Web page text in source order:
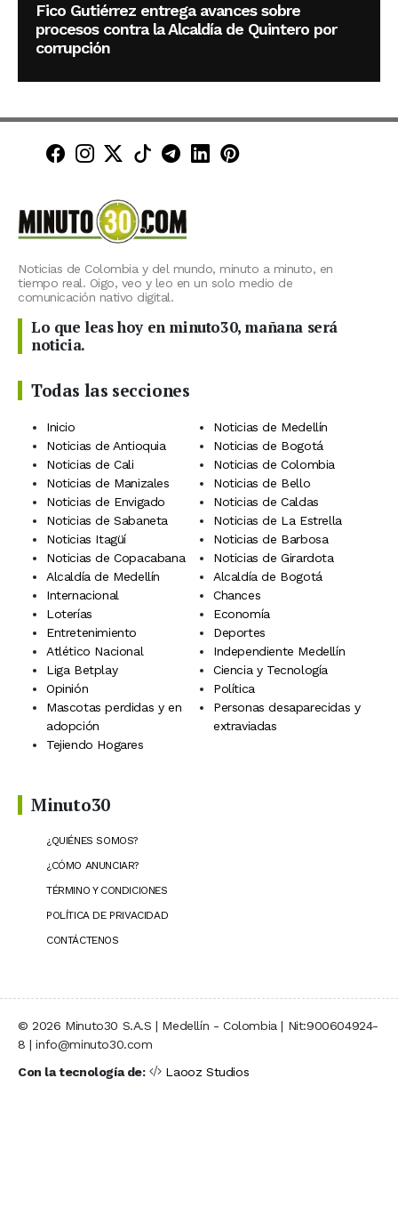
Fico Gutiérrez entrega avances sobre
procesos contra la Alcaldía de Quintero por
corrupción
Minuto30 en Facebook
Minuto30 en Instagram
Minuto30 en X (Twitter)
Minuto30 en TikTok
Canal de Minuto30 en
Minuto30 en LinkedIn
Minuto30 en
Noticias de Colombia y del mundo, minuto a minuto, en
tiempo real. Oigo, veo y leo en un solo medio de
comunicación nativo digital.
Lo que leas hoy en minuto30, mañana será
noticia.
Todas las secciones
Inicio
Noticias de Medellín
Noticias de Antioquia
Noticias de Bogotá
Noticias de Cali
Noticias de Colombia
Noticias de Manizales
Noticias de Bello
Noticias de Envigado
Noticias de Caldas
Noticias de Sabaneta
Noticias de La Estrella
Noticias Itagüí
Noticias de Barbosa
Noticias de Copacabana
Noticias de Girardota
Alcaldía de Medellín
Alcaldía de Bogotá
Internacional
Chances
Loterías
Economía
Entretenimiento
Deportes
Atlético Nacional
Independiente Medellín
Liga Betplay
Ciencia y Tecnología
Opinión
Política
Mascotas perdidas y en
adopción
Personas desaparecidas y
extraviadas
Tejiendo Hogares
Minuto30
¿QUIÉNES SOMOS?
¿CÓMO ANUNCIAR?
TÉRMINO Y CONDICIONES
POLÍTICA DE PRIVACIDAD
CONTÁCTENOS
© 2026 Minuto30 S.A.S | Medellín - Colombia | Nit:900604924-
8 | info@minuto30.com
Con la tecnología de:
Laooz Studios